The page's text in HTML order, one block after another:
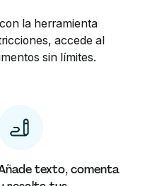
la herramienta
accede al
sin límites.
texto, comenta